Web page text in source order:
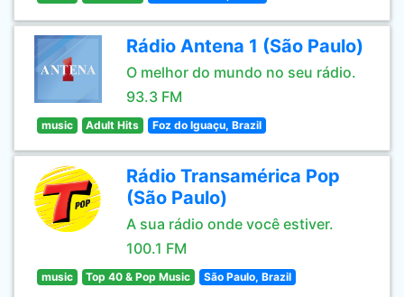
Rádio Antena 1 (São Paulo)
O melhor do mundo no seu rádio.
93.3 FM
music Adult Hits Foz do Iguaçu, Brazil
Rádio Transamérica Pop
(São Paulo)
A sua rádio onde você estiver.
100.1 FM
music Top 40 & Pop Music São Paulo, Brazil